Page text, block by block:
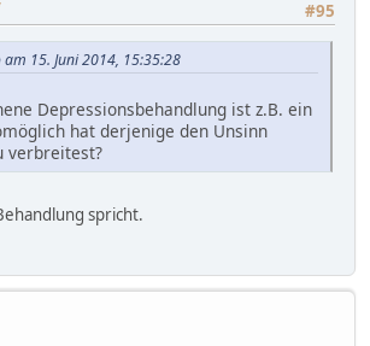
#95
15. Juni 2014, 15:35:28
Depressionsbehandlung ist z.B. ein
hat derjenige den Unsinn
verbreitest?
spricht.